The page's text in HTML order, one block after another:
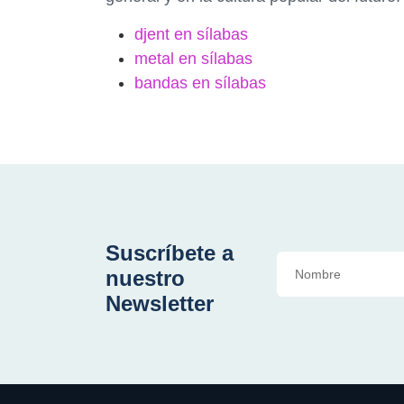
djent en sílabas
metal en sílabas
bandas en sílabas
Suscríbete a
nuestro
Newsletter